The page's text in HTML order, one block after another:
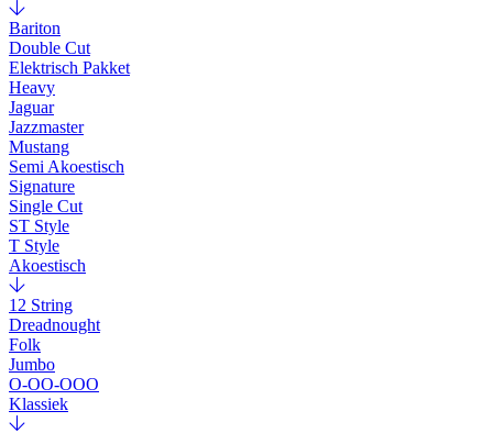
Bariton
Double Cut
Elektrisch Pakket
Heavy
Jaguar
Jazzmaster
Mustang
Semi Akoestisch
Signature
Single Cut
ST Style
T Style
Akoestisch
12 String
Dreadnought
Folk
Jumbo
O-OO-OOO
Klassiek